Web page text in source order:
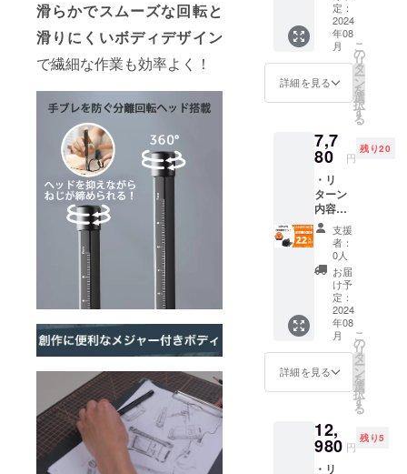
滑らかでスムーズな回転と
滑りにくいボディデザイン
で繊細な作業も効率よく！
ます。
2024年
09月か
らオン
ショッ
プなど
開始予
定で
予定価
格より
下がる
可能性
もござ
いま
生する
可能性
ます。
ご了承
頂いた
上でご
支援頂
けます
様お願
い致し
ます。
2024年
09月か
らオン
ショッ
プなど
開始予
定で
造工程
上の都
合など
により
出荷時
期が遅
す。 ※
皆様の
ご支援
により
量産効
率が向
上した
場合、
正規販
売価格
が販売
予定価
格より
下がる
可能性
もござ
いま
生する
可能性
ト ・一
般予定
販売価
格：
9,980円
※本リ
ターン
の価格
送料込
みの金
額とな
りま
す。 ※
ご注文
状況、
使用部
材の供
給状
況、製
造工程
上の都
合など
により
出荷時
期が遅
す。 ※
皆様の
ご支援
定：
2024
年08
月
詳細を見る
こ
の
リ
タ
ー
ン
を
選
択
す
る
7,7
80 円
残り20
・リ
ターン
内容：
HBT-
471
COMB
Oセット
×1セッ
ト ・一
般予定
販売価
格：
9,980円
※本リ
ターン
の価格
送料込
みの金
額とな
りま
支援
者：
0人
お届
け予
定：
2024
年08
月
詳細を見る
こ
の
リ
タ
ー
ン
を
選
択
す
る
12,
980 円
残り5
・リ